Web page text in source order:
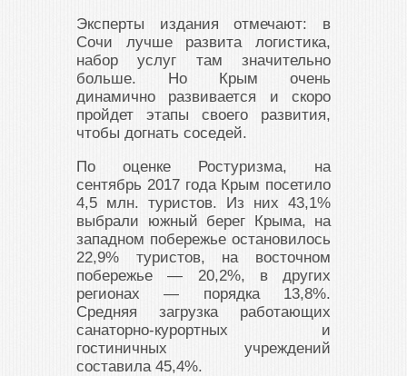
Эксперты издания отмечают: в
Сочи лучше развита логистика,
набор услуг там значительно
больше. Но Крым очень
динамично развивается и скоро
пройдет этапы своего развития,
чтобы догнать соседей.
По оценке Ростуризма, на
сентябрь 2017 года Крым посетило
4,5 млн. туристов. Из них 43,1%
выбрали южный берег Крыма, на
западном побережье остановилось
22,9% туристов, на восточном
побережье — 20,2%, в других
регионах — порядка 13,8%.
Средняя загрузка работающих
санаторно-курортных и
гостиничных учреждений
составила 45,4%.